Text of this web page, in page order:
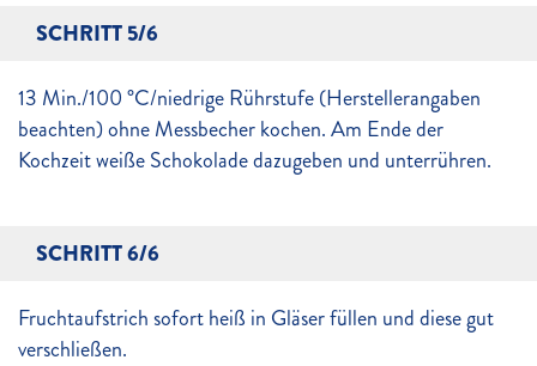
SCHRITT 5/6
13 Min./100 °C/niedrige Rührstufe (Herstellerangaben
beachten) ohne Messbecher kochen. Am Ende der
Kochzeit weiße Schokolade dazugeben und unterrühren.
SCHRITT 6/6
Fruchtaufstrich sofort heiß in Gläser füllen und diese gut
verschließen.